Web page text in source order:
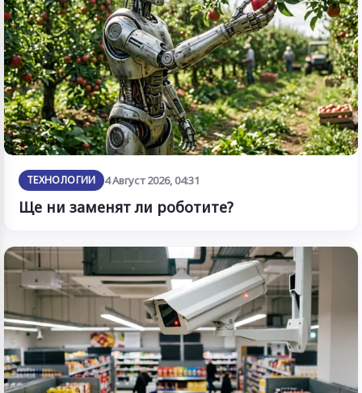
ТЕХНОЛОГИИ 4 Август 2026, 04:31
Ще ни заменят ли роботите?